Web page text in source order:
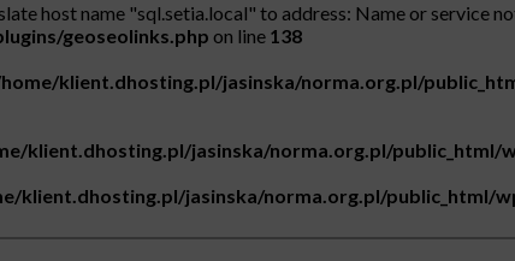
host name "sql.setia.local" to address: Name or service
geoseolinks.php on line 138
klient.dhosting.pl/jasinska/norma.org.pl/
klient.dhosting.pl/jasinska/norma.org.pl/public_html/
klient.dhosting.pl/jasinska/norma.org.pl/public_html/